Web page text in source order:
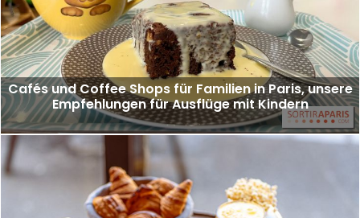
Cafés und Coffee Shops für Familien in Paris, unsere
Empfehlungen für Ausflüge mit Kindern